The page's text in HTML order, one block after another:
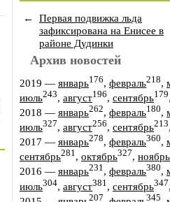
←
Первая подвижка льда
зафиксирована на Енисее в
районе Дудинки
Архив новостей
2019 — январь176, февраль218,
июль243, август196, сентябрь179
2018 — январь262, февраль180,
июль327, август256, сентябрь213
2017 — январь278, февраль360,
сентябрь281, октябрь327, ноябрь
2016 — январь231, февраль380,
июль304, август381 , сентябрь347
207 345